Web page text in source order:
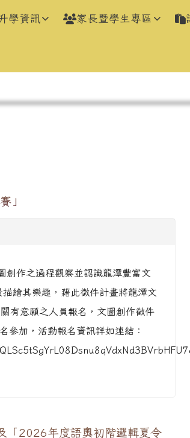
學資訊 家長暨學生專區
」
創作之過程觀察並認識龍潭豐富文
繪其樂趣，藉此徵件計畫將龍潭文
有意願之人員報名，文圖創作徵件
參加，活動報名資訊詳如連結：
「2026年度語奧初階邏輯夏令